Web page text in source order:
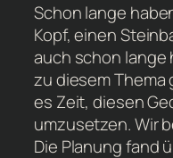
Schon lange
Kopf, einen
auch schon lange
zu diesem Thema
es Zeit, diesen
umzusetzen. Wir
Die Planung fand